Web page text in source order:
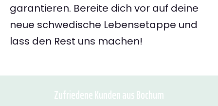
garantieren. Bereite dich vor auf deine
neue schwedische Lebensetappe und
lass den Rest uns machen!
Zufriedene Kunden aus Bochum